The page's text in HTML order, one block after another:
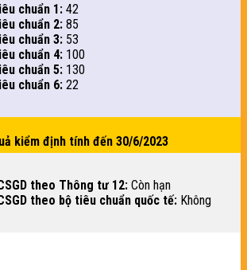
chuẩn 1: 42
chuẩn 2: 85
chuẩn 3: 53
chuẩn 4: 100
chuẩn 5: 130
chuẩn 6: 22
kiểm định tính đến 30/6/2023
theo Thông tư 12: Còn hạn
theo bộ tiêu chuẩn quốc tế: Không